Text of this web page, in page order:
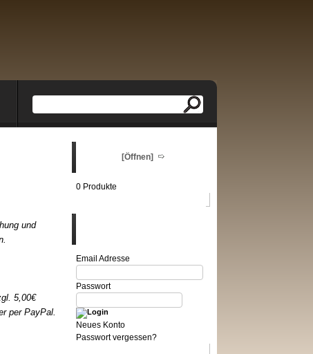
und
5,00€
per PayPal.
[Öffnen]
0 Produkte
Email Adresse
Passwort
Neues Konto
Passwort vergessen?